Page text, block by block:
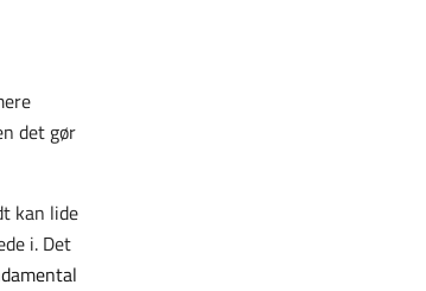
det gør
kan lide
i. Det